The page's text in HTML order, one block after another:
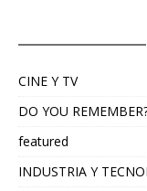
CINE Y TV
DO YOU
featured
INDUSTRIA Y